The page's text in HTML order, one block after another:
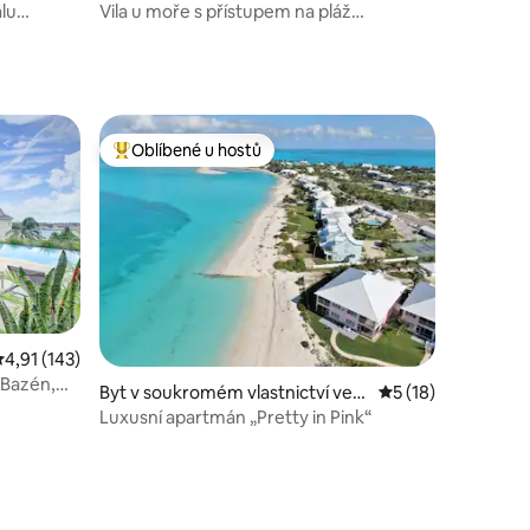
Vila u moře s přístupem na pláž
hodnocení 4,91 z 5, 143 hodnocení
4,91 (143)
Nejlepší v kategorii Oblíbené u hostů
Oblíbené u hostů
Byt v soukromém vlastnictví ve
městě Treasure Cay
Průměrné
5 (18)
Luxusní apartmán „Pretty in Pink“